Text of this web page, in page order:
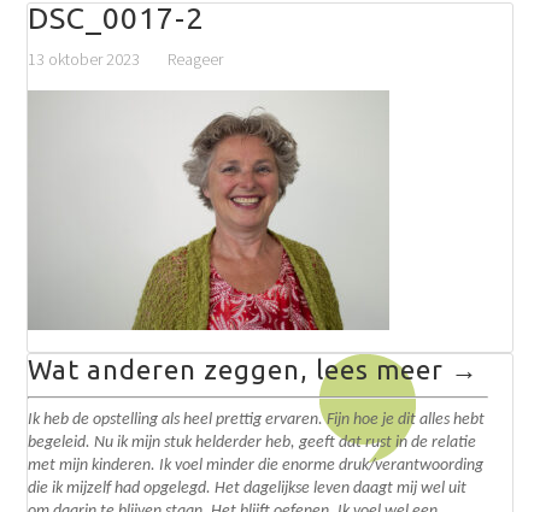
DSC_0017-2
13 oktober 2023 Reageer
Wat anderen zeggen, lees meer →
Ik heb de opstelling als heel prettig ervaren. Fijn hoe je dit alles hebt
begeleid. Nu ik mijn stuk helderder heb, geeft dat rust in de relatie
met mijn kinderen. Ik voel minder die enorme druk/verantwoording
die ik mijzelf had opgelegd.Het dagelijkse leven daagt mij wel uit